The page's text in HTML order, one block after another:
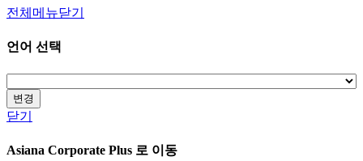
전체메뉴닫기
언어 선택
변경
닫기
Asiana Corporate Plus 로 이동